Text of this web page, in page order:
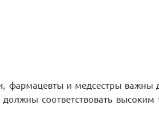
фармацевты и медсестры
соответствовать